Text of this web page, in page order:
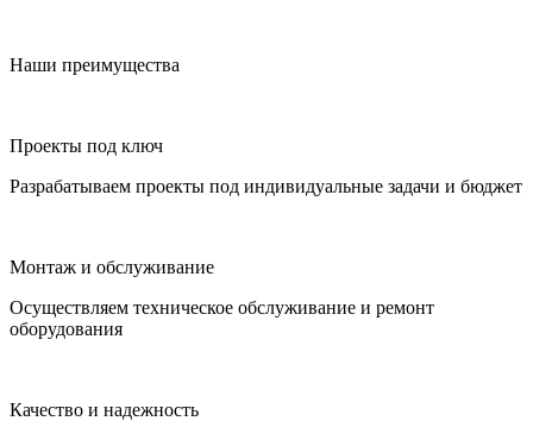
Наши преимущества
Проекты под ключ
Разрабатываем проекты под индивидуальные задачи и бюджет
Монтаж и обслуживание
Осуществляем техническое обслуживание и ремонт
оборудования
Качество и надежность